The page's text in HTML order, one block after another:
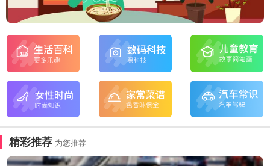
精彩推荐 为您推荐